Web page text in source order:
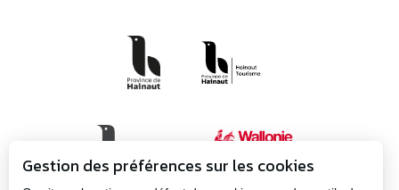
Gestion des préférences sur les cookies